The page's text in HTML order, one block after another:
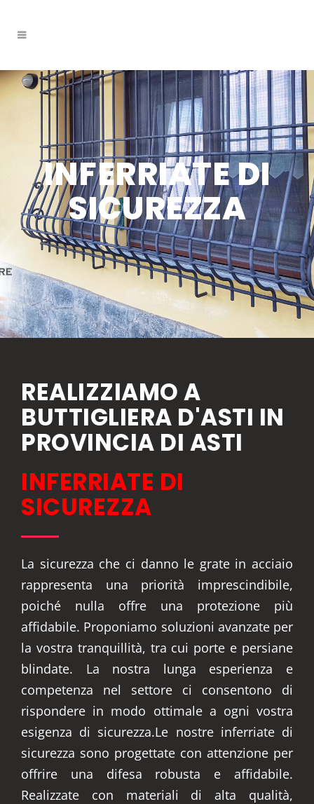
INFERRIATE DI
SICUREZZA
REALIZZIAMO A
BUTTIGLIERA D'ASTI IN
PROVINCIA DI ASTI
INFERRIATE DI
SICUREZZA
La sicurezza che ci danno le grate in acciaio
rappresenta una priorità imprescindibile,
poiché nulla offre una protezione più
affidabile. Proponiamo soluzioni avanzate per
la vostra tranquillità, tra cui porte e persiane
blindate. La nostra lunga esperienza e
competenza nel settore ci consentono di
rispondere in modo ottimale a ogni vostra
esigenza di sicurezza.Le nostre inferriate di
sicurezza sono progettate con attenzione per
offrire una difesa robusta e affidabile.
Realizzate con materiali di alta qualità,